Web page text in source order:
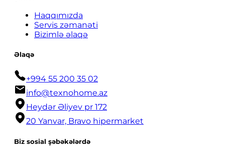
Haqqımızda
Servis zəmanəti
Bizimlə əlaqə
Əlaqə
+994 55 200 35 02
info@texnohome.az
Heydər Əliyev pr 172
20 Yanvar, Bravo hipermarket
Biz sosial şəbəkələrdə